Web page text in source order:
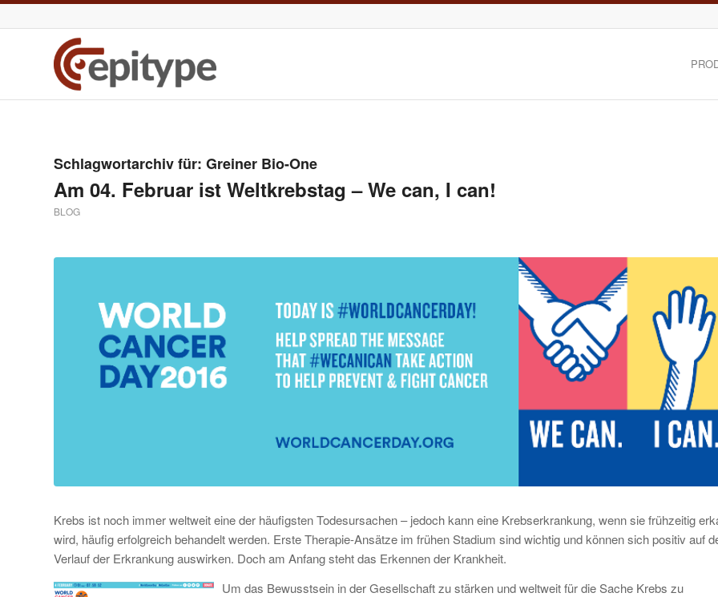
Schlagwortarchiv für: Greiner Bio-One
Am 04. Februar ist Weltkrebstag – We can, I can!
BLOG
Krebs ist noch immer weltweit eine der häufigsten Todesursachen – jedoch kann eine Krebserkrankung, wenn sie frühzeitig
wird, häufig erfolgreich behandelt werden. Erste Therapie-Ansätze im frühen Stadium sind wichtig und können sich positiv auf
Verlauf der Erkrankung auswirken. Doch am Anfang steht das Erkennen der Krankheit.
Um das Bewusstsein in der Gesellschaft zu stärken und weltweit für die Sache Krebs zu